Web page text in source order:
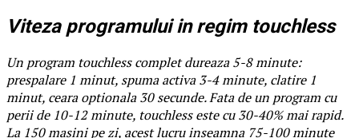
Viteza programului in regim touchless
Un program touchless complet dureaza 5-8 minute:
prespalare 1 minut, spuma activa 3-4 minute, clatire 1
minut, ceara optionala 30 secunde. Fata de un program cu
perii de 10-12 minute, touchless este cu 30-40% mai rapid.
La 150 masini pe zi, acest lucru inseamna 75-100 minute